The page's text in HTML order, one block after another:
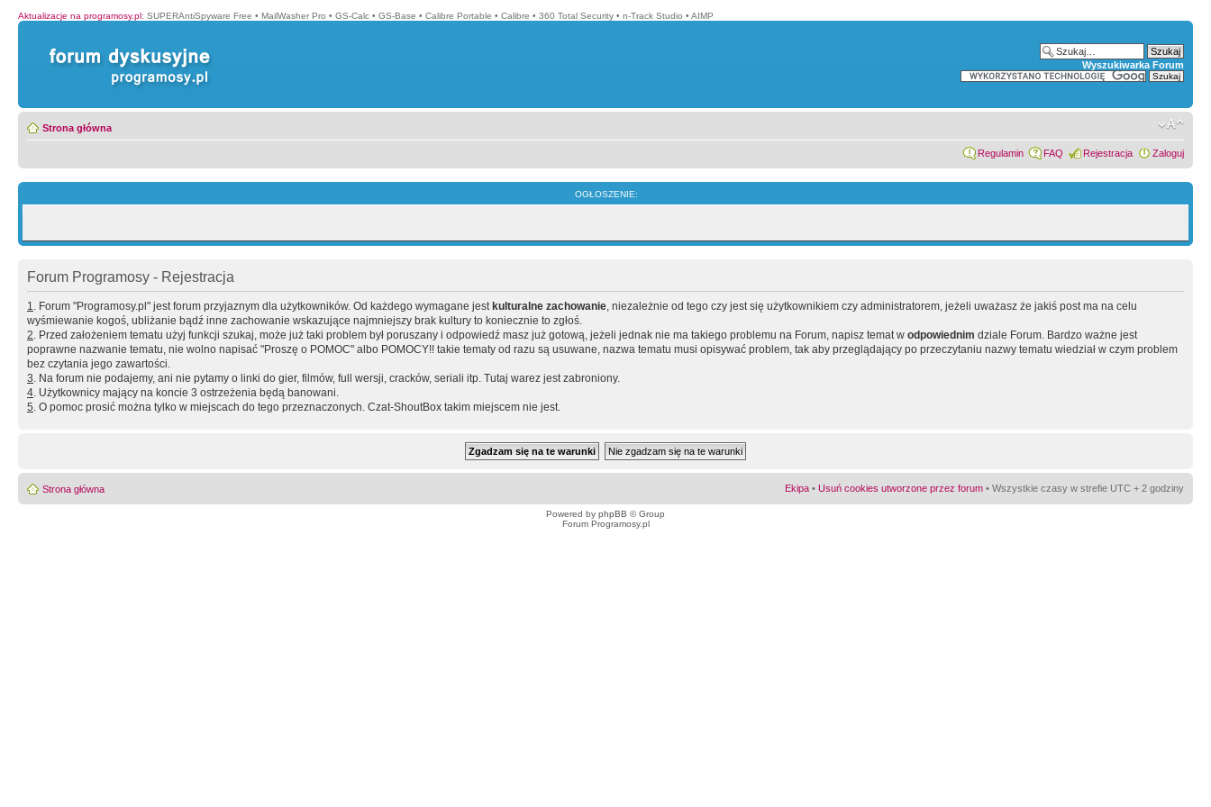
Aktualizacje na programosy.pl: SUPERAntiSpyware Free • MailWasher Pro • GS-Calc • GS-Base • Calibre Portable • Calibre • 360 Total Security • n-Track Studio • AIMP
Wyszukiwarka Forum
Strona główna
Regulamin FAQ Rejestracja Zaloguj
OGŁOSZENIE:
Forum Programosy - Rejestracja
1. Forum "Programosy.pl" jest forum przyjaznym dla użytkowników. Od każdego wymagane jest kulturalne zachowanie, niezależnie od tego czy jest się użytkownikiem czy administratorem, jeżeli uważasz że jakiś post ma na celu
wyśmiewanie kogoś, ubliżanie bądź inne zachowanie wskazujące najmniejszy brak kultury to koniecznie to zgłoś.
2. Przed założeniem tematu użyj funkcji szukaj, może już taki problem był poruszany i odpowiedź masz już gotową, jeżeli jednak nie ma takiego problemu na Forum, napisz temat w odpowiednim dziale Forum. Bardzo ważne jest
poprawne nazwanie tematu, nie wolno napisać "Proszę o POMOC" albo POMOCY!! takie tematy od razu są usuwane, nazwa tematu musi opisywać problem, tak aby przeglądający po przeczytaniu nazwy tematu wiedział w czym problem
bez czytania jego zawartości.
3. Na forum nie podajemy, ani nie pytamy o linki do gier, filmów, full wersji, cracków, seriali itp. Tutaj warez jest zabroniony.
4. Użytkownicy mający na koncie 3 ostrzeżenia będą banowani.
5. O pomoc prosić można tylko w miejscach do tego przeznaczonych. Czat-ShoutBox takim miejscem nie jest.
Strona główna Ekipa • Usuń cookies utworzone przez forum • Wszystkie czasy w strefie UTC + 2 godziny
Powered by phpBB © Group
Forum Programosy.pl